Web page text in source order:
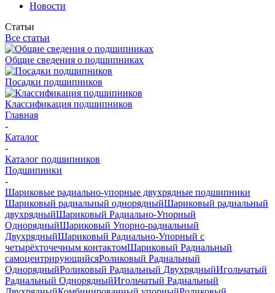
Новости
Статьи
Все статьи
Общие сведения о подшипниках
Посадки подшипников
Классификация подшипников
Главная
-
Каталог
-
Каталог подшипников
Подшипники
-
Шариковые радиально-упорные двухрядные подшипники
Шариковый радиальный однорядныйШариковый радиальный
двухрядныйШариковый Радиально-Упорный
ОднорядныйШариковый Упорно-радиальный
ДвухрядныйШариковый Радиально-Упорный с
четырёхточечным контактомШариковый Радиальный
самоцентрирующийсяРоликовый Радиальный
ОднорядныйРоликовый Радиальный ДвухрядныйИгольчатый
Радиальный ОднорядныйИгольчатый Радиальный